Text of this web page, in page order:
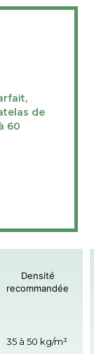
de
60
Densité
recommandée
35 à 50 kg/m³